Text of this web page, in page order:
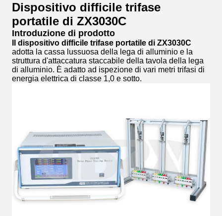
Dispositivo difficile trifase
portatile di ZX3030C
Introduzione di prodotto
Il dispositivo difficile trifase portatile di ZX3030C
adotta la cassa lussuosa della lega di alluminio e la
struttura d'attaccatura staccabile della tavola della lega
di alluminio. È adatto ad ispezione di vari metri trifasi di
energia elettrica di classe 1,0 e sotto.